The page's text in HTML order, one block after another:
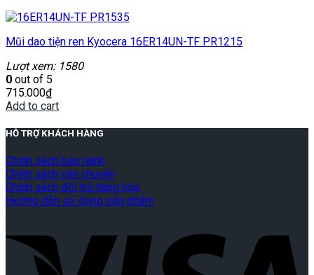
Mũi dao tiện ren Kyocera 16ER14UN-TF PR1215
Lượt xem: 1580
0 out of 5
715.000₫
Add to cart
HỖ TRỢ KHÁCH HÀNG
Chính sách bảo hành
Chính sách vận chuyển
Chính sách đổi trả hàng hóa
Hướng dẫn sử dụng sản phẩm